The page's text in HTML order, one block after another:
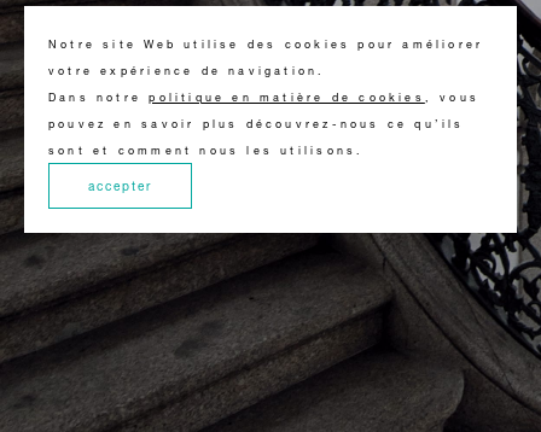
Notre site Web utilise des cookies pour améliorer
votre expérience de navigation.
Dans notrepolitique en matière de cookies
, vous
pouvez en savoir plus découvrez-nous ce qu’ils
sont et comment nous les utilisons.
accepter